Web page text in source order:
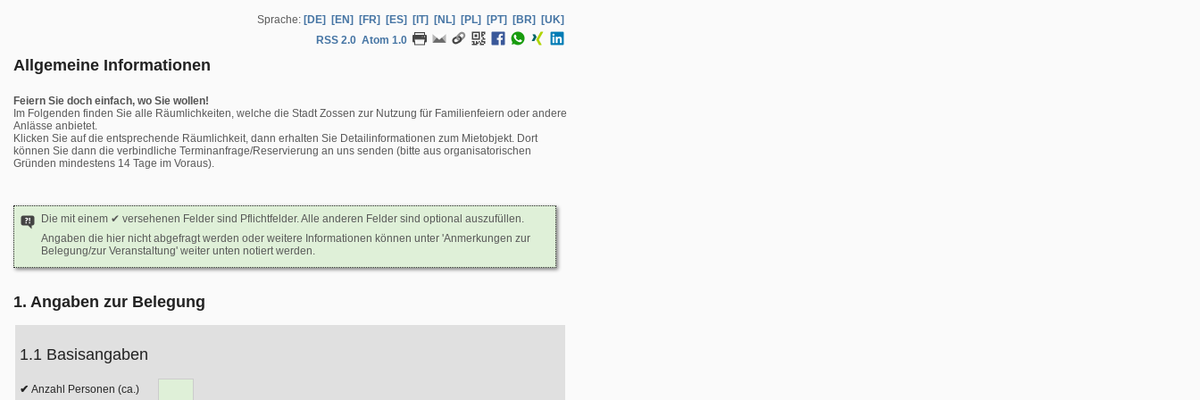
Sprache: [DE] [EN] [FR] [ES] [IT] [NL] [PL] [PT] [BR]
[UK]
RSS 2.0 Atom 1.0
Allgemeine Informationen
Feiern Sie doch einfach, wo Sie wollen!
Im Folgenden finden Sie alle Räumlichkeiten, welche die Stadt Zossen zur Nutzung für Familienfeiern oder andere
Anlässe anbietet.
Klicken Sie auf die entsprechende Räumlichkeit, dann erhalten Sie Detailinformationen zum Mietobjekt. Dort
können Sie dann die verbindliche Terminanfrage/Reservierung an uns senden (bitte aus organisatorischen
Gründen mindestens 14 Tage im Voraus).
Die mit einem ✔ versehenen Felder sind Pflichtfelder. Alle anderen Felder sind optional auszufüllen.
Angaben die hier nicht abgefragt werden oder weitere Informationen können unter 'Anmerkungen zur
Belegung/zur Veranstaltung' weiter unten notiert werden.
1. Angaben zur Belegung
1.1 Basisangaben
Anzahl Personen (ca.)